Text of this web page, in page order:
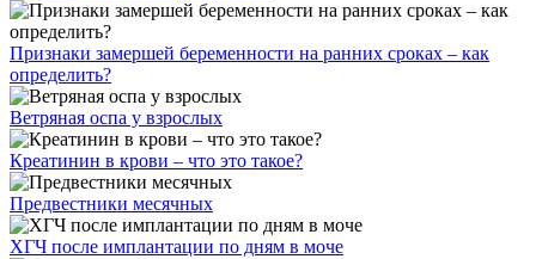
Признаки замершей беременности на ранних сроках – как
определить?
Ветряная оспа у взрослых
Креатинин в крови – что это такое?
Предвестники месячных
ХГЧ после имплантации по дням в моче